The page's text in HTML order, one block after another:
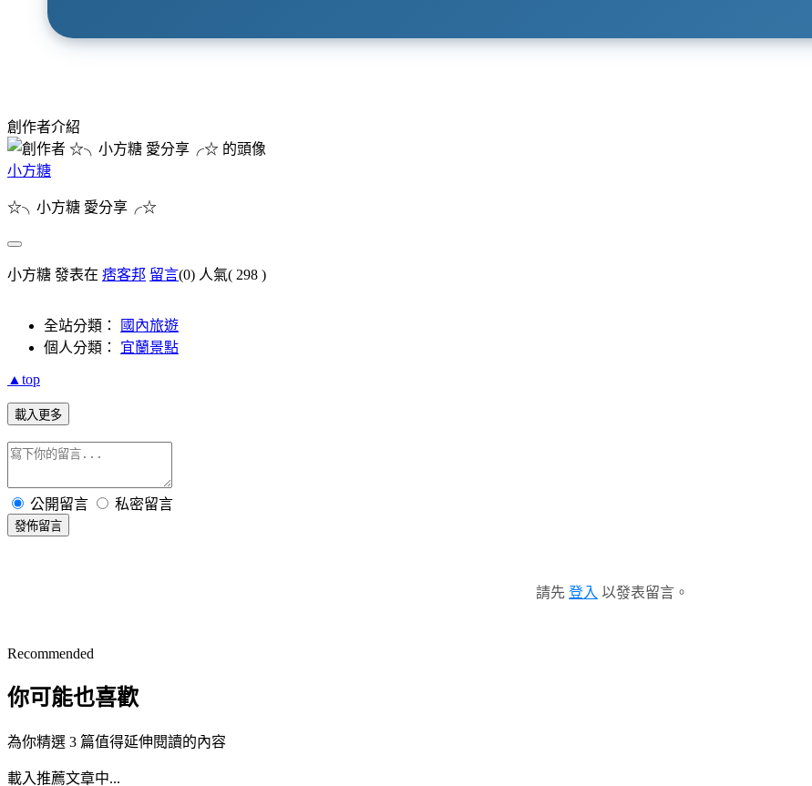
創作者介紹
小方糖
☆╮小方糖 愛分享╭☆
小方糖 發表在 痞客邦 留言(0) 人氣( 298 )
全站分類：
國內旅遊
個人分類： 宜蘭景點
▲top
載入更多
公開留言 私密留言
發佈留言
請先 登入 以發表留言。
Recommended
你可能也喜歡
為你精選 3 篇值得延伸閱讀的內容
載入推薦文章中...